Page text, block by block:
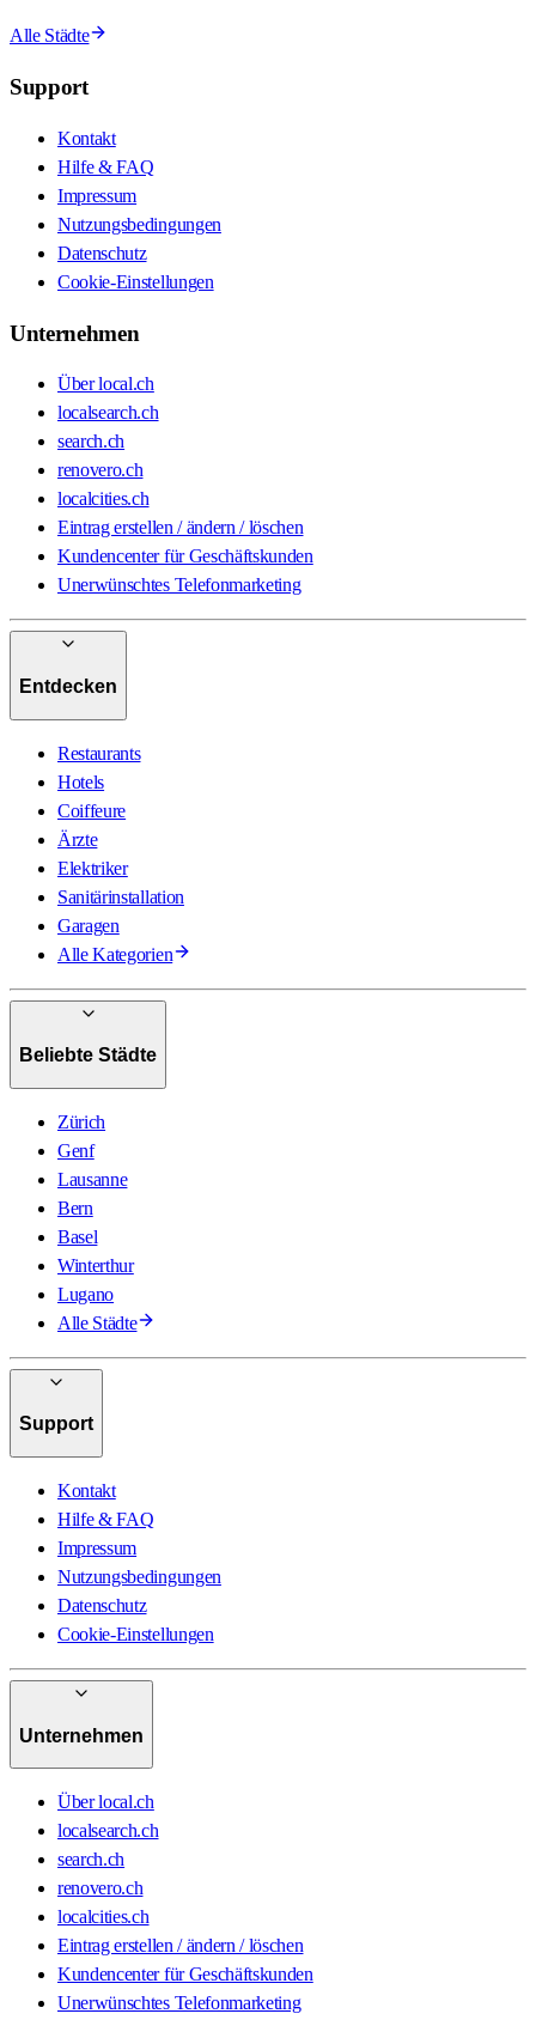
Alle Städte
Support
Kontakt
Hilfe & FAQ
Impressum
Nutzungsbedingungen
Datenschutz
Cookie-Einstellungen
Unternehmen
Über local.ch
localsearch.ch
search.ch
renovero.ch
localcities.ch
Eintrag erstellen / ändern / löschen
Kundencenter für Geschäftskunden
Unerwünschtes Telefonmarketing
Entdecken
Restaurants
Hotels
Coiffeure
Ärzte
Elektriker
Sanitärinstallation
Garagen
Alle Kategorien
Beliebte Städte
Zürich
Genf
Lausanne
Bern
Basel
Winterthur
Lugano
Alle Städte
Support
Kontakt
Hilfe & FAQ
Impressum
Nutzungsbedingungen
Datenschutz
Cookie-Einstellungen
Unternehmen
Über local.ch
localsearch.ch
search.ch
renovero.ch
localcities.ch
Eintrag erstellen / ändern / löschen
Kundencenter für Geschäftskunden
Unerwünschtes Telefonmarketing